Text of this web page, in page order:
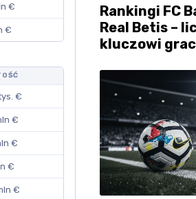
€
€
€
€
€
€
€
Rankingi FC
Real Betis –
kluczowi